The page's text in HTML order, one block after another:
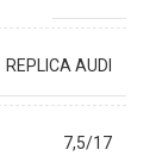
REPLICA AUDI
7,5/17